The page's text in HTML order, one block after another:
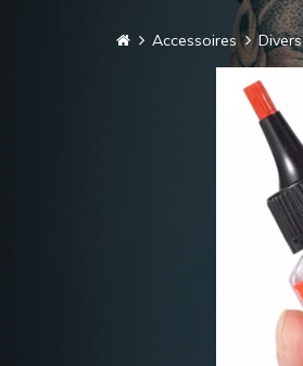
Accessoires Divers